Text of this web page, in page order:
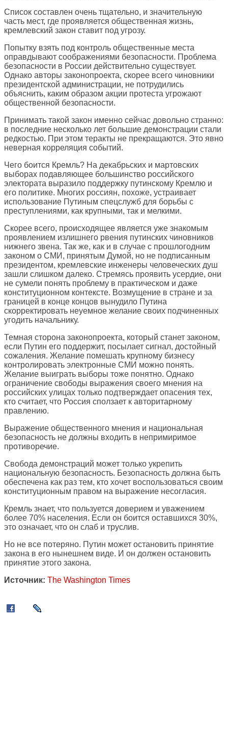
Список составлен очень тщательно, и значительную
часть мест, где проявляется общественная жизнь,
кремлевский закон ставит под угрозу.
Попытку взять под контроль общественные места
оправдывают соображениями безопасности. Проблема
безопасности в России действительно существует.
Однако авторы законопроекта, скорее всего чиновники
президентской администрации, не потрудились
объяснить, каким образом акции протеста угрожают
общественной безопасности.
Принимать такой закон именно сейчас довольно странно:
в последние несколько лет большие демонстрации стали
редкостью. При этом теракты не прекращаются. Это явно
неверная корреляция событий.
Чего боится Кремль? На декабрьских и мартовских
выборах подавляющее большинство российского
электората выразило поддержку путинскому Кремлю и
его политике. Многих россиян, похоже, устраивает
использование Путиным спецслужб для борьбы с
преступлениями, как крупными, так и мелкими.
Скорее всего, происходящее является уже знакомым
проявлением излишнего рвения путинских чиновников
нижнего звена. Так же, как и в случае с прошлогодним
законом о СМИ, принятым Думой, но не подписанным
президентом, кремлевские инженеры человеческих душ
зашли слишком далеко. Стремясь проявить усердие, они
не сумели понять проблему в практическом и даже
конституционном контексте. Возмущение в стране и за
границей в конце концов вынудило Путина
скорректировать неуемное желание своих подчиненных
угодить начальнику.
Темная сторона законопроекта, который станет законом,
если Путин его поддержит, посылает сигнал, достойный
сожаления. Желание помешать крупному бизнесу
контролировать электронные СМИ можно понять.
Желание выиграть выборы тоже понятно. Однако
ограничение свободы выражения своего мнения на
российских улицах только подтверждает опасения тех,
кто считает, что Россия сползает к авторитарному
правлению.
Выражение общественного мнения и национальная
безопасность не должны входить в непримиримое
противоречие.
Свобода демонстраций может только укрепить
национальную безопасность. Безопасность должна быть
обеспечена как раз тем, кто хочет воспользоваться своим
конституционным правом на выражение несогласия.
Кремль знает, что пользуется доверием и уважением
более 70% населения. Если он боится оставшихся 30%,
это означает, что он слаб и труслив.
Но не все потеряно. Путин может остановить принятие
закона в его нынешнем виде. И он должен остановить
принятие этого закона.
Источник: The Washington Times